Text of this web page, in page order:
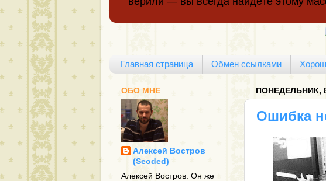
Главная страница Обмен ссылками
ПОНЕДЕЛЬНИК,
Ошибка
ОБО МНЕ
Алексей Востров
(Seoded)
Алексей Востров. Он же